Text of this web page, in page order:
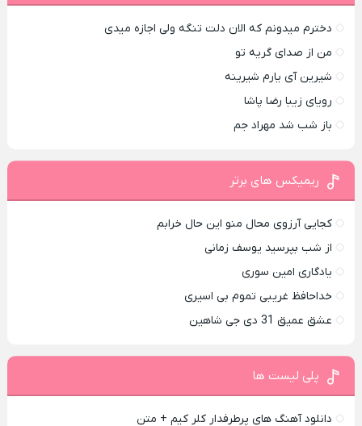
دخترم میدونم که الان دلت تنگه ولی اجازه میدی
من از صدای گريه تو
شیرین آی یارم شیرینه
رویای زیبا رضا پاشا
باز شب شد مهراد جم
ریمیکس های برتر
کجایی آرزوی محال منو این حال خرابم
از شب بپرسید یوسف زمانی
یادگاری امین سوری
خداحافظ غریبی تموم بی اسیری
عشق عمیق 31 دی جی شاهین
پلی لیست ها
دانلود آهنگ های پرطرفدار کلر کیم + متن